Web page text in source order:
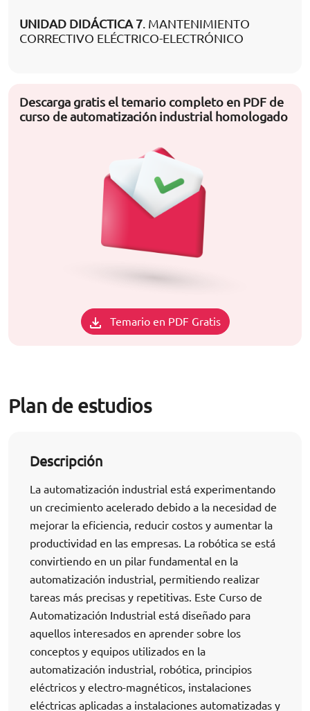
UNIDAD DIDÁCTICA 7 . MANTENIMIENTO
CORRECTIVO ELÉCTRICO-ELECTRÓNICO
Descarga gratis el temario completo en PDF de
curso de automatización industrial homologado
Temario en PDF Gratis
Plan de estudios
Descripción
La automatización industrial está experimentando
un crecimiento acelerado debido a la necesidad de
mejorar la eficiencia, reducir costos y aumentar la
productividad en las empresas. La robótica se está
convirtiendo en un pilar fundamental en la
automatización industrial, permitiendo realizar
tareas más precisas y repetitivas. Este Curso de
Automatización Industrial está diseñado para
aquellos interesados en aprender sobre los
conceptos y equipos utilizados en la
automatización industrial, robótica, principios
eléctricos y electro-magnéticos, instalaciones
eléctricas aplicadas a instalaciones automatizadas y